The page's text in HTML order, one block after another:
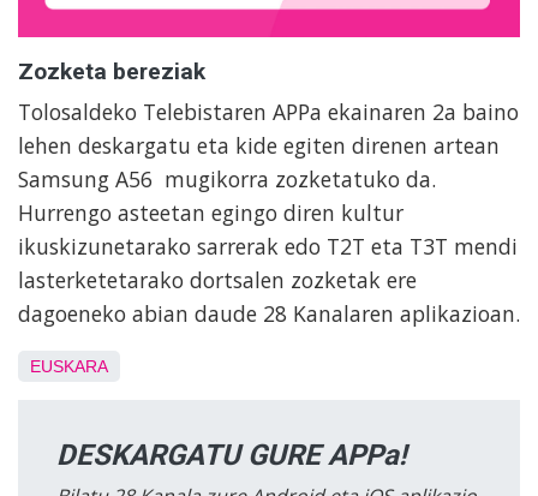
Zozketa bereziak
Tolosaldeko Telebistaren APPa ekainaren 2a baino
lehen deskargatu eta kide egiten direnen artean
Samsung A56 mugikorra zozketatuko da.
Hurrengo asteetan egingo diren kultur
ikuskizunetarako sarrerak edo T2T eta T3T mendi
lasterketetarako dortsalen zozketak ere
dagoeneko abian daude 28 Kanalaren aplikazioan.
EUSKARA
DESKARGATU GURE APPa!